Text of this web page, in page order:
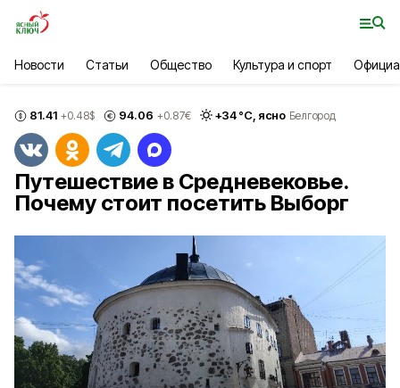
Новости Статьи Общество Культура и спорт
81.41 +0.48$ 94.06 +0.87€ +34°С, ясно Белгород
Путешествие в Средневековье.
Почему стоит посетить Выборг